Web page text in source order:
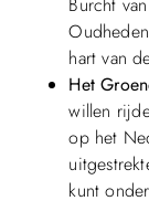
hart van
Het
willen
op het
kunt